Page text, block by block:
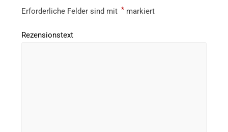
Erforderliche Felder sind mit * markiert
Rezensionstext